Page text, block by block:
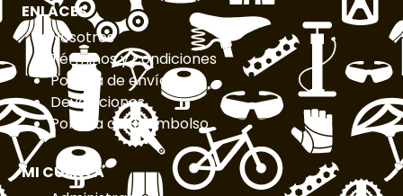
ENLACES
Nosotros
Términos y condiciones
Política de envíos
Devoluciones
Política de Reembolso
MI CUENTA